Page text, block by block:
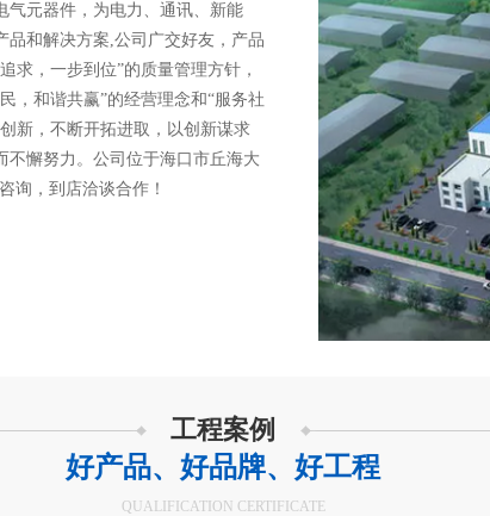
气元器件，为电力、通讯、新能
品和解决方案,公司广交好友，产品
求，一步到位”的质量管理方针，
，和谐共赢”的经营理念和“服务社
新，不断开拓进取，以创新谋求
不懈努力。公司位于海口市丘海大
询，到店洽谈合作！
工程案例
好产品、好品牌、好工程
QUALIFICATION CERTIFICATE